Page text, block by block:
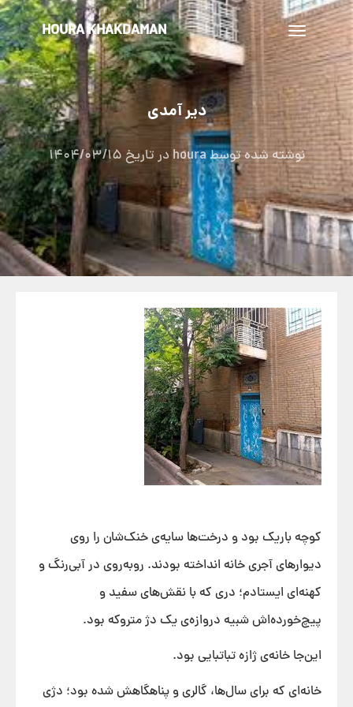
تغییر
ناوبری
HOURA KHAKDAMAN
دیر آمدی
نوشته شده توسطhouraدر تاریخ 1404/03/15
کوچه باریک بود و درخت‌ها سایه‌ی خنک‌شان را روی
دیوارهای آجری خانه انداخته بودند. روبه‌روی در آبی‌رنگ و
کهنه‌ای ایستادم؛ دری که با نقش‌های سفید و
پیچ‌خورده‌اش شبیه دروازه‌ی یک دژ متروکه بود.
این‌جا خانه‌ی ژازه تباتبایی بود.
خانه‌ای که برای سال‌ها، گالری و پناهگاهش شده بود؛ دژی